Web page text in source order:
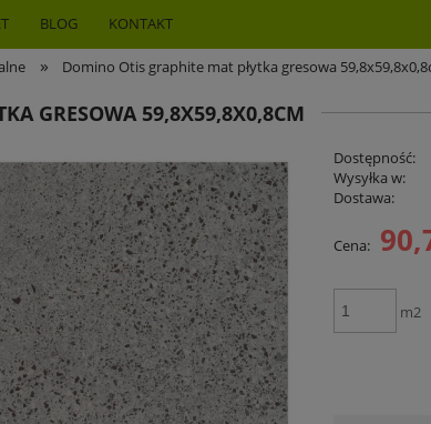
BLOG KONTAKT
» Domino Otis graphite mat płytka gresowa
GRESOWA 59,8X59,8X0,8CM
Dostępność:
Wysyłka w:
Dostawa:
Cena:
m2